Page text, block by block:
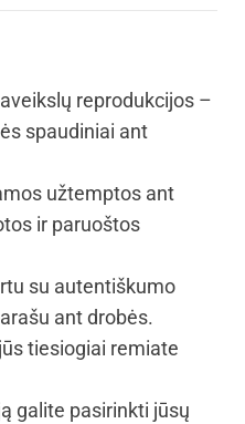
reprodukcijos –
spaudiniai ant
užtemptos ant
ir paruoštos
su autentiškumo
ant drobės.
tiesiogiai remiate
galite pasirinkti jūsų